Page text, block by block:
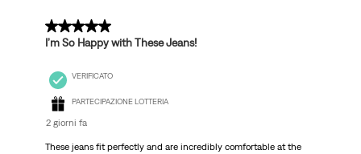
5 su 5 stelle.
I’m So Happy with These Jeans!
VERIFICATO
PARTECIPAZIONE LOTTERIA
2 giorni fa
These jeans fit perfectly and are incredibly comfortable at the